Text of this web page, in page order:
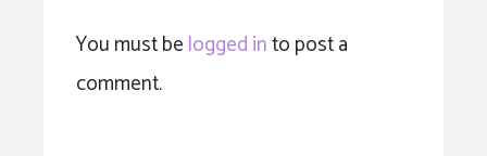
You must belogged into post a
comment.